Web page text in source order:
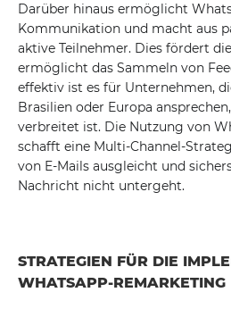
Darüber hinaus ermöglicht
Kommunikation und macht aus
aktive Teilnehmer. Dies fördert
ermöglicht das Sammeln von
effektiv ist es für Unternehmen,
Brasilien oder Europa
verbreitet ist. Die Nutzung von
schafft eine Multi-Channel-
von E-Mails ausgleicht und
Nachricht nicht untergeht.
STRATEGIEN FÜR DIE
WHATSAPP-REMARKETING